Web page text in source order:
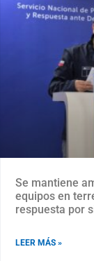
Se mantiene
equipos en
respuesta por
LEER MÁS »